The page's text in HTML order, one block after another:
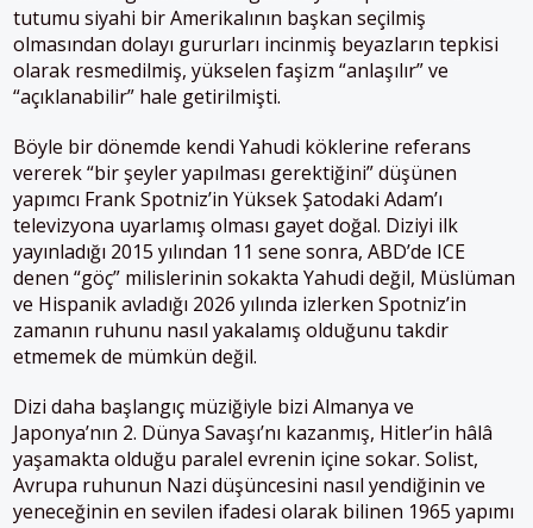
tutumu siyahi bir Amerikalının başkan seçilmiş
olmasından dolayı gururları incinmiş beyazların tepkisi
olarak resmedilmiş, yükselen faşizm “anlaşılır” ve
“açıklanabilir” hale getirilmişti.
Böyle bir dönemde kendi Yahudi köklerine referans
vererek “bir şeyler yapılması gerektiğini” düşünen
yapımcı Frank Spotniz’in Yüksek Şatodaki Adam’ı
televizyona uyarlamış olması gayet doğal. Diziyi ilk
yayınladığı 2015 yılından 11 sene sonra, ABD’de ICE
denen “göç” milislerinin sokakta Yahudi değil, Müslüman
ve Hispanik avladığı 2026 yılında izlerken Spotniz’in
zamanın ruhunu nasıl yakalamış olduğunu takdir
etmemek de mümkün değil.
Dizi daha başlangıç müziğiyle bizi Almanya ve
Japonya’nın 2. Dünya Savaşı’nı kazanmış, Hitler’in hâlâ
yaşamakta olduğu paralel evrenin içine sokar. Solist,
Avrupa ruhunun Nazi düşüncesini nasıl yendiğinin ve
yeneceğinin en sevilen ifadesi olarak bilinen 1965 yapımı